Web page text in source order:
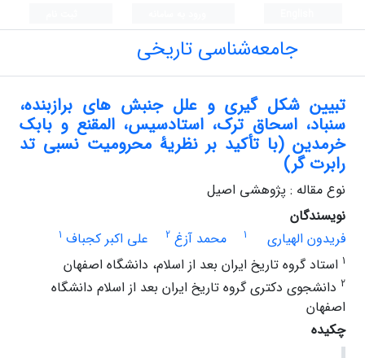
جامعه‌شناسی تاریخی
تبیین شکل گیری و علل جنبش های برازبنده،
سنباد، اسحاق ترک، استادسیس، المقنع و بابک
خرمدین (با تأکید بر نظریۀ محرومیت نسبی تد
رابرت گر)
نوع مقاله : پژوهشی اصیل
نویسندگان
فریدون الهیاری
1 محمد آزغ 2 علی اکبر کجباف 1
1 استاد گروه تاریخ ایران بعد از اسلام، دانشگاه اصفهان
2 دانشجوی دکتری گروه تاریخ ایران بعد از اسلام دانشگاه
اصفهان
چکیده